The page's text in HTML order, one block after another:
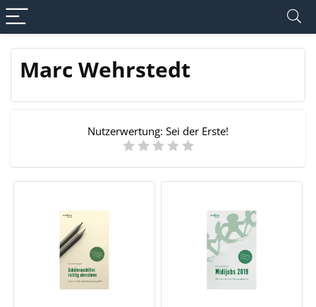
Marc Wehrstedt
Nutzerwertung: Sei der Erste!